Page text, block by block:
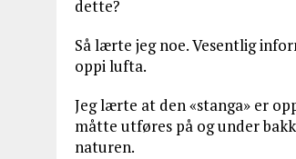
dette?
Så lærte jeg noe. Vesentlig
oppi lufta.
Jeg lærte at den «stanga» er
måtte utføres på og under
naturen.